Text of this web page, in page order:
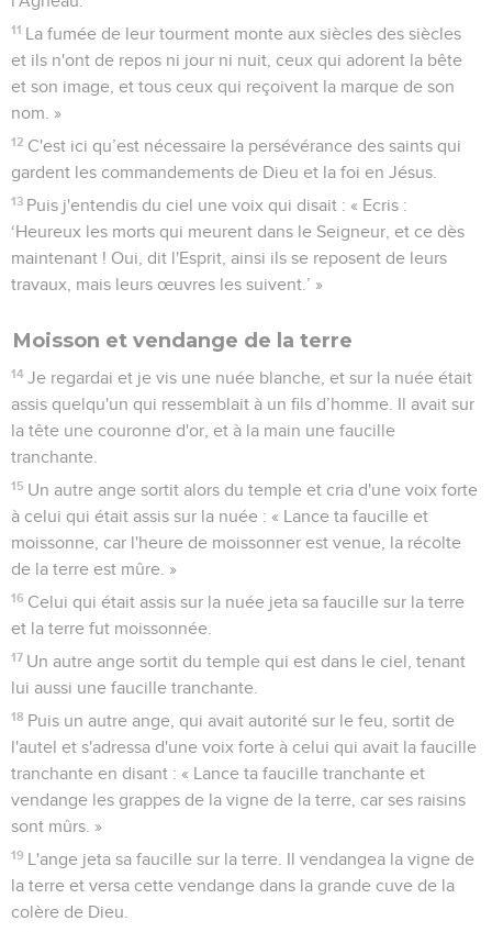
11 La fumée de leur tourment monte aux siècles des siècles
et ils n'ont de repos ni jour ni nuit, ceux qui adorent la bête
et son image, et tous ceux qui reçoivent la marque de son
nom. »
12 C'est ici qu’est nécessaire la persévérance des saints qui
gardent les commandements de Dieu et la foi en Jésus.
13 Puis j'entendis du ciel une voix qui disait : « Ecris :
‘Heureux les morts qui meurent dans le Seigneur, et ce dès
maintenant ! Oui, dit l'Esprit, ainsi ils se reposent de leurs
travaux, mais leurs œuvres les suivent.’ »
Moisson et vendange de la terre
14 Je regardai et je vis une nuée blanche, et sur la nuée était
assis quelqu'un qui ressemblait à un fils d’homme. Il avait sur
la tête une couronne d'or, et à la main une faucille
tranchante.
15 Un autre ange sortit alors du temple et cria d'une voix forte
à celui qui était assis sur la nuée : « Lance ta faucille et
moissonne, car l'heure de moissonner est venue, la récolte
de la terre est mûre. »
16 Celui qui était assis sur la nuée jeta sa faucille sur la terre
et la terre fut moissonnée.
17 Un autre ange sortit du temple qui est dans le ciel, tenant
lui aussi une faucille tranchante.
18 Puis un autre ange, qui avait autorité sur le feu, sortit de
l'autel et s'adressa d'une voix forte à celui qui avait la faucille
tranchante en disant : « Lance ta faucille tranchante et
vendange les grappes de la vigne de la terre, car ses raisins
sont mûrs. »
19 L'ange jeta sa faucille sur la terre. Il vendangea la vigne de
la terre et versa cette vendange dans la grande cuve de la
colère de Dieu.